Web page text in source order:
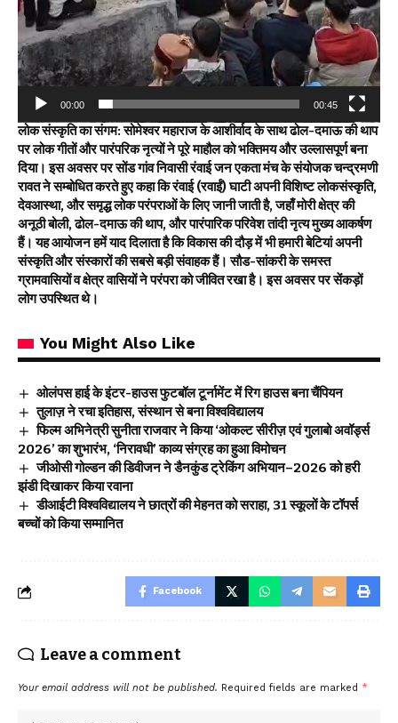
00:00 00:45
लोक संस्कृति का संगम: सोमेश्वर महाराज के आशीर्वाद के साथ ढोल-दमाऊ की थाप
पर लोक गीतों और पारंपरिक नृत्यों ने पूरे माहौल को भक्तिमय और उल्लासपूर्ण बना
दिया। इस अवसर पर सोंड गांव निवासी रंवाई जन एकता मंच के संयोजक चन्द्रमणी
रावत ने सम्बोधित करते हुए कहा कि रंवाई (रवाईं) घाटी अपनी विशिष्ट लोकसंस्कृति,
देवआस्था, और समृद्ध लोक परंपराओं के लिए जानी जाती है, जहाँ मोरी क्षेत्र की
अनूठी बोली, ढोल-दमाऊ की थाप, और पारंपारिक परिवेश तांदी नृत्य मुख्य आकर्षण
हैं। यह आयोजन हमें याद दिलाता है कि विकास की दौड़ में भी हमारी बेटियां अपनी
संस्कृति और संस्कारों की सबसे बड़ी संवाहक हैं। सौड-सांकरी के समस्त
ग्रामवासियों व क्षेत्र वासियों ने परंपरा को जीवित रखा है। इस अवसर पर सेंकड़ों
लोग उपस्थित थे।
You Might Also Like
ओलंपस हाई के इंटर-हाउस फुटबॉल टूर्नामेंट में रिग हाउस बना चैंपियन
तुलाज़ ने रचा इतिहास, संस्थान से बना विश्वविद्यालय
फिल्म अभिनेत्री सुनीता राजवार ने किया ‘ओकल्ट सीरीज़ एवं गुलाबो अवॉर्ड्स
2026’ का शुभारंभ, ‘निरावधी’ काव्य संग्रह का हुआ विमोचन
जीओसी गोल्डन की डिवीजन ने डैनकुंड ट्रेकिंग अभियान–2026 को हरी
झंडी दिखाकर किया रवाना
डीआईटी विश्वविद्यालय ने छात्रों की मेहनत को सराहा, 31 स्कूलों के टॉपर्स
बच्चों को किया सम्मानित
Facebook
Leave a comment
Your email address will not be published. Required fields are marked *